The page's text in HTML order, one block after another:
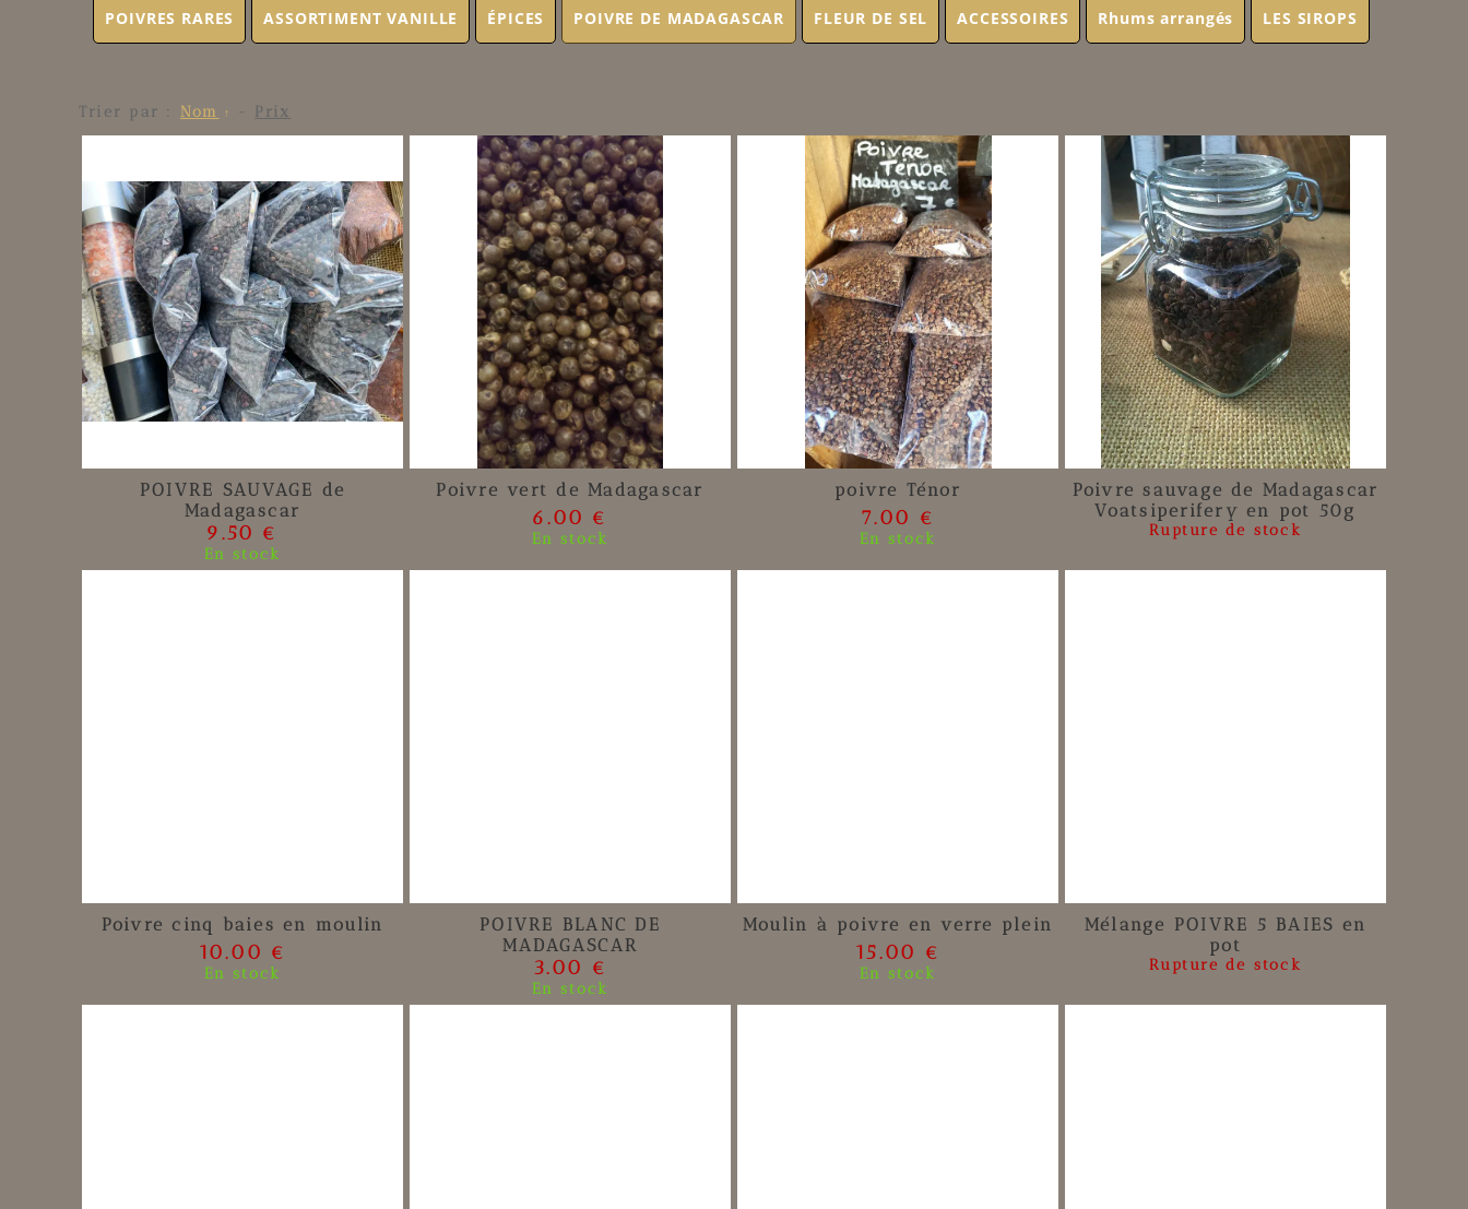
POIVRES RARES ASSORTIMENT VANILLE ÉPICES POIVRE DE MADAGASCAR FLEUR DE SEL ACCESSOIRES Rhums arrangés LES SIROPS
Trier par : Nom Prix
POIVRE SAUVAGE de
Madagascar
9.50 €
En stock
Poivre vert de Madagascar
6.00 €
En stock
poivre Ténor
7.00 €
En stock
Poivre sauvage de Madagascar
Voatsiperifery en pot 50g
Rupture de stock
Poivre cinq baies en moulin
10.00 €
En stock
POIVRE BLANC DE
MADAGASCAR
3.00 €
En stock
Moulin à poivre en verre plein
15.00 €
En stock
Mélange POIVRE 5 BAIES en
pot
Rupture de stock